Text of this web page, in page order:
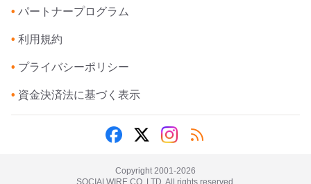
• パートナープログラム
• 利用規約
• プライバシーポリシー
• 資金決済法に基づく表示
Copyright 2001-2026
SOCIALWIRE CO.,LTD. All rights reserved.